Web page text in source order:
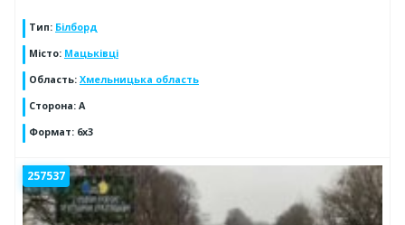
Тип: Білборд
Місто: Мацьківці
Область: Хмельницька область
Сторона: A
Формат: 6х3
257537